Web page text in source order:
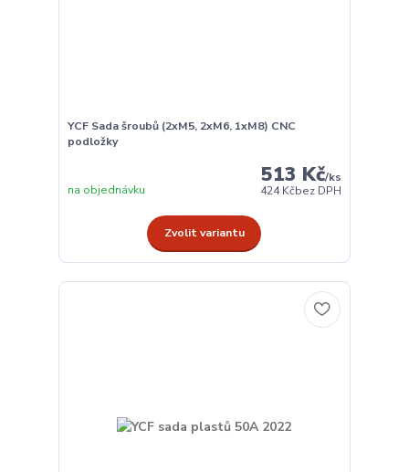
YCF Sada šroubů (2xM5, 2xM6, 1xM8) CNC
podložky
513 Kč/ks
424 Kčbez DPH
na objednávku
Zvolit variantu